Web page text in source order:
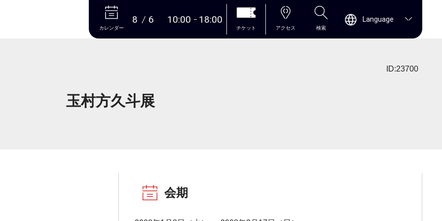
本文へ
カレンダー
8 6 10:00 18:00
チケット アクセス 検索
Language
ID:23700
玉村方久斗展
会期